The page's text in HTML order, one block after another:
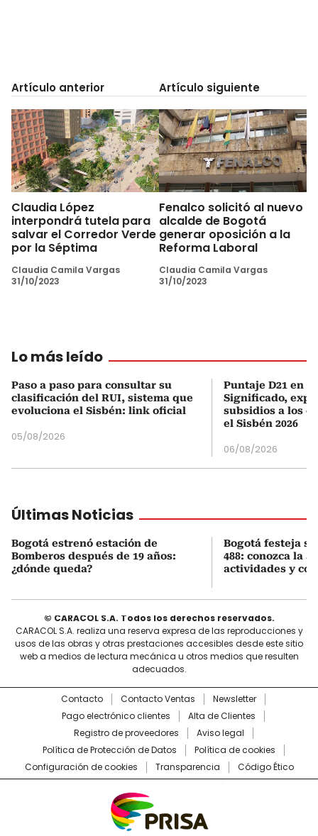
Artículo anterior
Claudia López
interpondrá tutela para
salvar el Corredor Verde
por la Séptima
Claudia Camila Vargas
31/10/2023
Artículo siguiente
Fenalco solicitó al nuevo
alcalde de Bogotá
generar oposición a la
Reforma Laboral
Claudia Camila Vargas
31/10/2023
Lo más leído
Paso a paso para consultar su
clasificación del RUI, sistema que
evoluciona el Sisbén: link oficial
05/08/2026
Puntaje D21 en
Significado,
subsidios a los
el Sisbén 2026
06/08/2026
Últimas Noticias
Bogotá estrenó estación de
Bomberos después de 19 años:
¿dónde queda?
Bogotá festeja
488: conozca la
actividades y
© CARACOL S.A. Todos los derechos reservados.
CARACOL S.A. realiza una reserva expresa de las reproducciones y
usos de las obras y otras prestaciones accesibles desde este sitio
web a medios de lectura mecánica u otros medios que resulten
adecuados.
Contacto Contacto Ventas
Newsletter
Pago electrónico clientes
Alta de Clientes
Registro de proveedores
Aviso legal
Política de Protección de Datos
Política de cookies
Configuración de cookies
Transparencia Código Ético